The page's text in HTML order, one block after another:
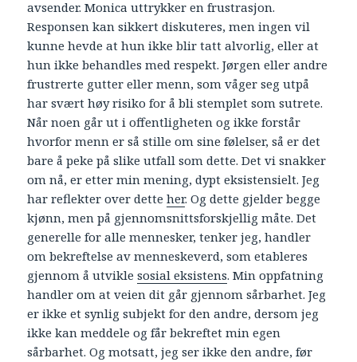
avsender. Monica uttrykker en frustrasjon.
Responsen kan sikkert diskuteres, men ingen vil
kunne hevde at hun ikke blir tatt alvorlig, eller at
hun ikke behandles med respekt. Jørgen eller andre
frustrerte gutter eller menn, som våger seg utpå
har svært høy risiko for å bli stemplet som sutrete.
Når noen går ut i offentligheten og ikke forstår
hvorfor menn er så stille om sine følelser, så er det
bare å peke på slike utfall som dette. Det vi snakker
om nå, er etter min mening, dypt eksistensielt. Jeg
har reflekter over detteher. Og dette gjelder begge
kjønn, men på gjennomsnittsforskjellig måte. Det
generelle for alle mennesker, tenker jeg, handler
om bekreftelse av menneskeverd, som etableres
gjennom å utviklesosial eksistens. Min oppfatning
handler om at veien dit går gjennom sårbarhet. Jeg
er ikke et synlig subjekt for den andre, dersom jeg
ikke kan meddele og får bekreftet min egen
sårbarhet. Og motsatt, jeg ser ikke den andre, før